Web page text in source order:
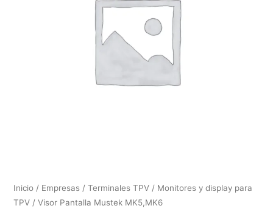
Inicio / Empresas /Terminales TPV / Monitores y display para
TPV / Visor Pantalla Mustek MK5,MK6